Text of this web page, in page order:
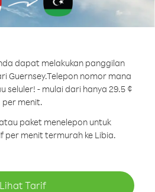
dapat melakukan panggilan
Guernsey.Telepon nomor mana
seluler! - mulai dari hanya 29.5 ¢
per menit.
paket menelepon untuk
per menit termurah ke Libia.
Lihat Tarif